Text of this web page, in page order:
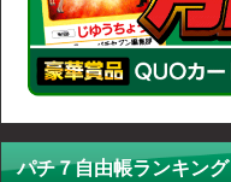
パチ７自由帳ランキング